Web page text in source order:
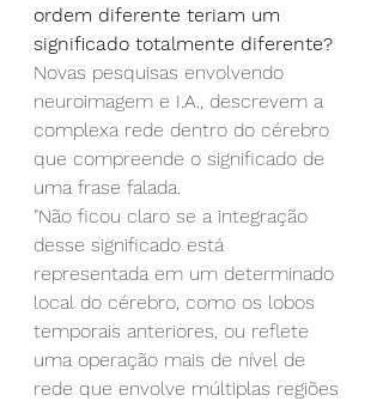
ordem diferente teriam um
significado totalmente diferente?
Novas pesquisas envolvendo
neuroimagem e I.A., descrevem a
complexa rede dentro do cérebro
que compreende o significado de
uma frase falada.
"Não ficou claro se a integração
desse significado está
representada em um determinado
local do cérebro, como os lobos
temporais anteriores, ou reflete
uma operação mais de nível de
rede que envolve múltiplas regiões